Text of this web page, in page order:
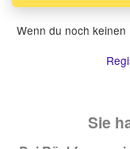
Wenn du noch
Sie